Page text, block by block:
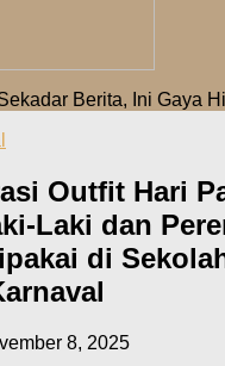
Berita, Ini Gaya
Outfit Hari
Laki dan
di
8, 2025